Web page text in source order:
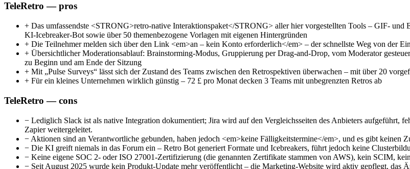
TeleRetro — pros
+ Das umfassendste <STRONG>retro-native Interaktionspaket</STRONG> aller hier vorgestellten Tools – GIF-
KI-Icebreaker-Bot sowie über 50 themenbezogene Vorlagen mit eigenen Hintergründen
+ Die Teilnehmer melden sich über den Link <em>an – kein Konto erforderlich</em> – der schnellste Weg von der
+ Übersichtlicher Moderationsablauf: Brainstorming-Modus, Gruppierung per Drag-and-Drop, vom Moderator
zu Beginn und am Ende der Sitzung
+ Mit „Pulse Surveys“ lässt sich der Zustand des Teams zwischen den Retrospektiven überwachen – mit über 20
+ Für ein kleines Unternehmen wirklich günstig – 72 £ pro Monat decken 3 Teams mit unbegrenzten Retros ab
TeleRetro — cons
− Lediglich Slack ist als native Integration dokumentiert; Jira wird auf den Vergleichsseiten des Anbieters aufgeführt,
Zapier weitergeleitet.
− Aktionen sind an Verantwortliche gebunden, haben jedoch <em>keine Fälligkeitstermine</em>, und es gibt keinen
− Die KI greift niemals in das Forum ein – Retro Bot generiert Formate und Icebreakers, führt jedoch keine
− Keine eigene SOC 2- oder ISO 27001-Zertifizierung (die genannten Zertifikate stammen von AWS), kein SCIM,
− Seit August 2025 wurde kein Produkt-Update mehr veröffentlicht – die Marketing-Website wird aktiv gepflegt, das